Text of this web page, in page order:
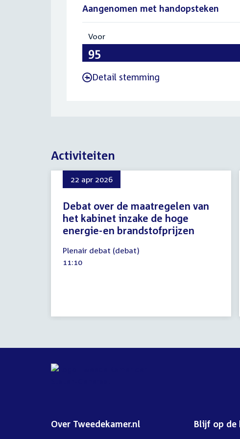
Aangenomen met handopsteken
Voor
- Detail stemming
Activiteiten
22 apr 2026
Debat over de maatregelen van
het kabinet inzake de hoge
energie-en brandstofprijzen
april
2026
Plenair debat (debat)
Tijd
11:10
Over Tweedekamer.nl Blijf op de